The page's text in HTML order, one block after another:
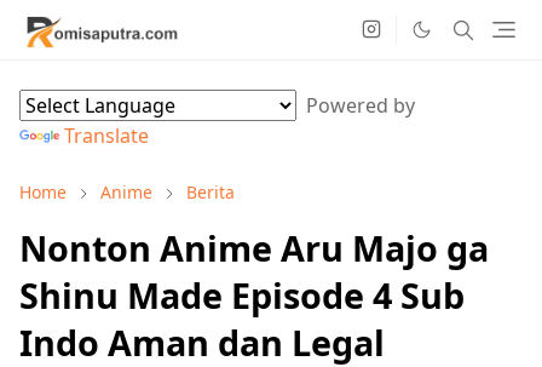
Powered by
Translate
Home Anime Berita
Nonton Anime Aru Majo ga
Shinu Made Episode 4 Sub
Indo Aman dan Legal